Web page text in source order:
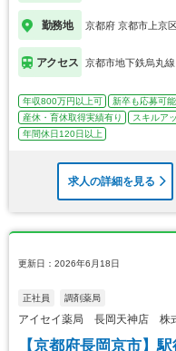
勤務地 京都府 京都市上京
アクセス 京都市地下鉄烏丸
年収800万円以上可 新卒も応募可能
産休・育休取得実績有り
スキルア
年間休日120日以上
求人の詳細を見る
更新日：2026年6月18日
正社員 調剤薬局
アイセイ薬局 長岡天神店 株
【京都府長岡京市】